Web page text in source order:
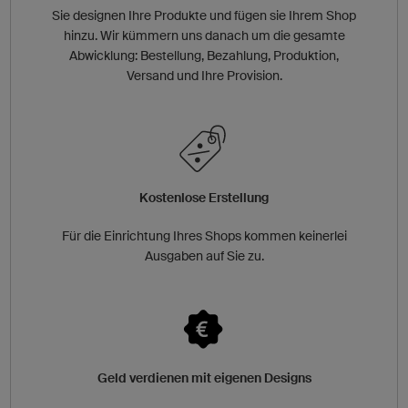
Sie designen Ihre Produkte und fügen sie Ihrem Shop
hinzu. Wir kümmern uns danach um die gesamte
Abwicklung: Bestellung, Bezahlung, Produktion,
Versand und Ihre Provision.
Kostenlose Erstellung
Für die Einrichtung Ihres Shops kommen keinerlei
Ausgaben auf Sie zu.
Geld verdienen mit eigenen Designs